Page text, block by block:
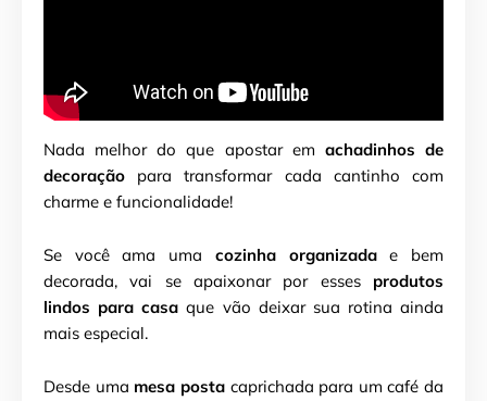
Nada melhor do que apostar em achadinhos de
decoração para transformar cada cantinho com
charme e funcionalidade!
Se você ama uma cozinha organizadae bem
decorada, vai se apaixonar por esses produtos
lindos para casa que vão deixar sua rotina ainda
mais especial.
Desde uma mesa postacaprichada para um café da